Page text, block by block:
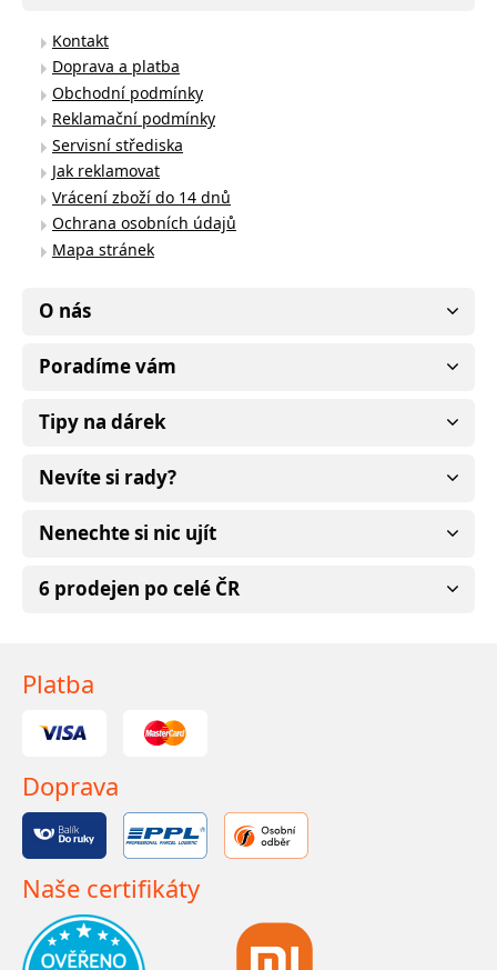
Kontakt
Doprava a platba
Obchodní podmínky
Reklamační podmínky
Servisní střediska
Jak reklamovat
Vrácení zboží do 14 dnů
Ochrana osobních údajů
Mapa stránek
O nás
Poradíme vám
Tipy na dárek
Nevíte si rady?
Nenechte si nic ujít
6 prodejen po celé ČR
Platba
Doprava
Naše certifikáty